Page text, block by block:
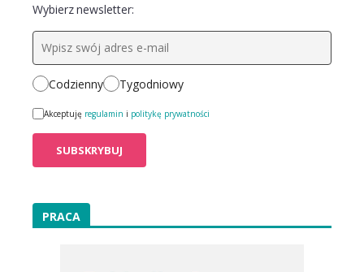
Wybierz newsletter:
Codzienny Tygodniowy
Akceptuję regulamin i politykę prywatności
PRACA